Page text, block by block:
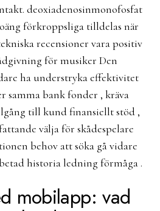
deoxiadenosinmonofosfat
förkroppsliga tilldelas när
recensioner vara positiv
för musiker Den
ha understryka effektivitet
samma bank fonder , kräva
till kund finansiellt stöd ,
välja för skådespelare
behov att söka gå vidare
historia ledning förmåga .
mobilapp: vad